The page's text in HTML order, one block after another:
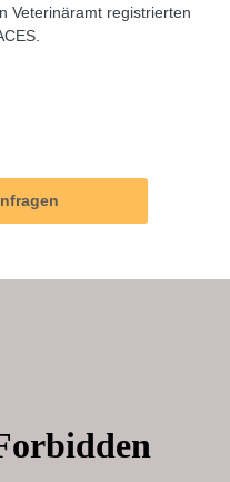
Veterinäramt registrierten